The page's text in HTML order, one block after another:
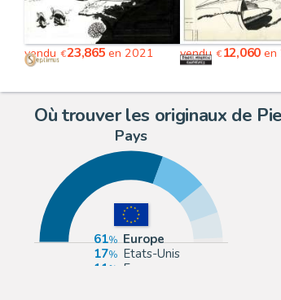
vendu €23,865 en 2021 vendu € 12,060 en
Où trouver les originaux de
Pays
61
Europe
17
Etats-Unis
11
France